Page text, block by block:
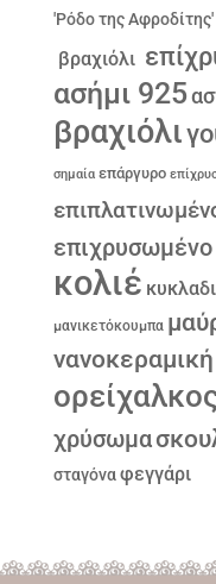
'Ρόδο της Αφροδίτης'
βραχιόλι
ασήμι 925
βραχιόλι
σημαία επάργυρο
επιχρυσωμένο
κολιέ
μανικετόκουμπα
χρύσωμα
σταγόνα φεγγάρι